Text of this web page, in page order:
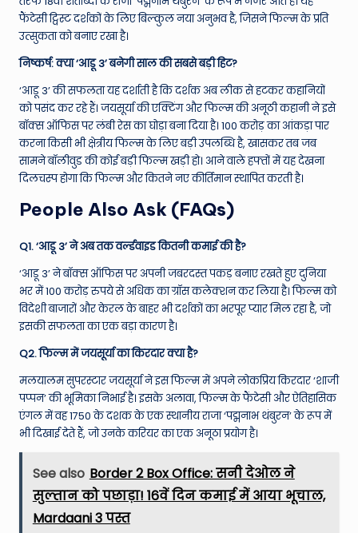
फैंटेसी ट्विस्ट दर्शकों के लिए बिल्कुल नया अनुभव है, जिसने फिल्म के प्रति
उत्सुकता को बनाए रखा है।
निष्कर्ष: क्या ‘आडू 3’ बनेगी साल की सबसे बड़ी हिट?
‘आडू 3’ की सफलता यह दर्शाती है कि दर्शक अब लीक से हटकर कहानियों
को पसंद कर रहे हैं। जयसूर्या की एक्टिंग और फिल्म की अनूठी कहानी ने इसे
बॉक्स ऑफिस पर लंबी रेस का घोड़ा बना दिया है। 100 करोड़ का आंकड़ा पार
करना किसी भी क्षेत्रीय फिल्म के लिए बड़ी उपलब्धि है, खासकर तब जब
सामने बॉलीवुड की कोई बड़ी फिल्म खड़ी हो। आने वाले हफ्तों में यह देखना
दिलचस्प होगा कि फिल्म और कितने नए कीर्तिमान स्थापित करती है।
People Also Ask (FAQs)
Q1. ‘आडू 3’ ने अब तक वर्ल्डवाइड कितनी कमाई की है?
‘आडू 3’ ने बॉक्स ऑफिस पर अपनी जबरदस्त पकड़ बनाए रखते हुए दुनिया
भर में 100 करोड़ रुपये से अधिक का ग्रॉस कलेक्शन कर लिया है। फिल्म को
विदेशी बाजारों और केरल के बाहर भी दर्शकों का भरपूर प्यार मिल रहा है, जो
इसकी सफलता का एक बड़ा कारण है।
Q2. फिल्म में जयसूर्या का किरदार क्या है?
मलयालम सुपरस्टार जयसूर्या ने इस फिल्म में अपने लोकप्रिय किरदार ‘शाजी
पप्पन’ की भूमिका निभाई है। इसके अलावा, फिल्म के फैंटेसी और ऐतिहासिक
एंगल में वह 1750 के दशक के एक स्थानीय राजा ‘पद्मनाभ थंबुरन’ के रूप में
भी दिखाई देते हैं, जो उनके करियर का एक अनूठा प्रयोग है।
See also Border 2 Box Office: सनी देओल ने
सुल्तान को पछाड़ा! 16वें दिन कमाई में आया भूचाल,
Mardaani 3 पस्त